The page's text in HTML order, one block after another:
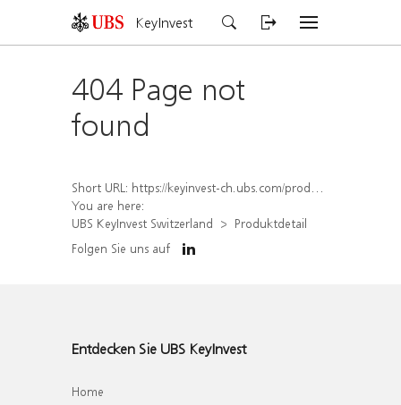
KeyInvest
404 Page not
found
Short URL: https://keyinvest-ch.ubs.com/produkt/detail/index/isin/CH1577912376
You are here:
UBS KeyInvest Switzerland
Produktdetail
Folgen Sie uns auf
Entdecken Sie UBS KeyInvest
Home